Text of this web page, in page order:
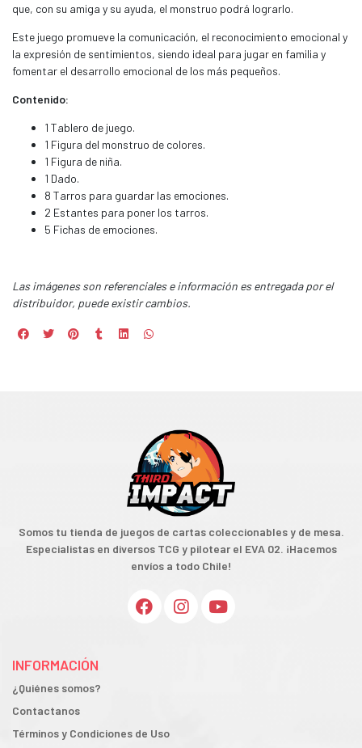
que, con su amiga y su ayuda, el monstruo podrá lograrlo.
Este juego promueve la comunicación, el reconocimiento emocional y
la expresión de sentimientos, siendo ideal para jugar en familia y
fomentar el desarrollo emocional de los más pequeños.
Contenido:
1 Tablero de juego.
1 Figura del monstruo de colores.
1 Figura de niña.
1 Dado.
8 Tarros para guardar las emociones.
2 Estantes para poner los tarros.
5 Fichas de emociones.
Las imágenes son referenciales e información es entregada por el
distribuidor, puede existir cambios.
Somos tu tienda de juegos de cartas coleccionables y de mesa.
Especialistas en diversos TCG y pilotear el EVA 02. ¡Hacemos
envíos a todo Chile!
INFORMACIÓN
¿Quiénes somos?
Contactanos
Términos y Condiciones de Uso